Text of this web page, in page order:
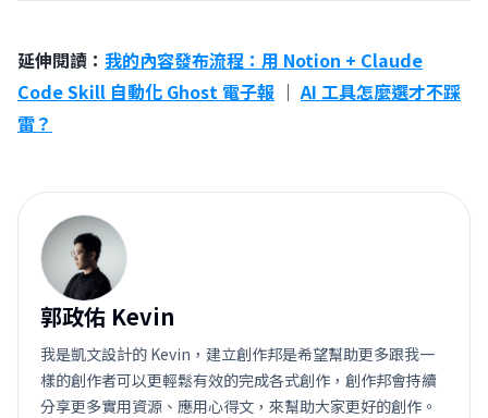
延伸閱讀： 我的內容發布流程：用 Notion + Claude
Code Skill 自動化 Ghost 電子報 ｜AI 工具怎麼選才不踩
雷？
郭
郭政佑 Kevin
我是凱文設計的 Kevin，建立創作邦是希望幫助更多跟我一
樣的創作者可以更輕鬆有效的完成各式創作，創作邦會持續
分享更多實用資源、應用心得文，來幫助大家更好的創作。